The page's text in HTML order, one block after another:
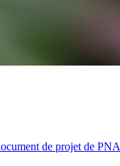
de projet de PNA